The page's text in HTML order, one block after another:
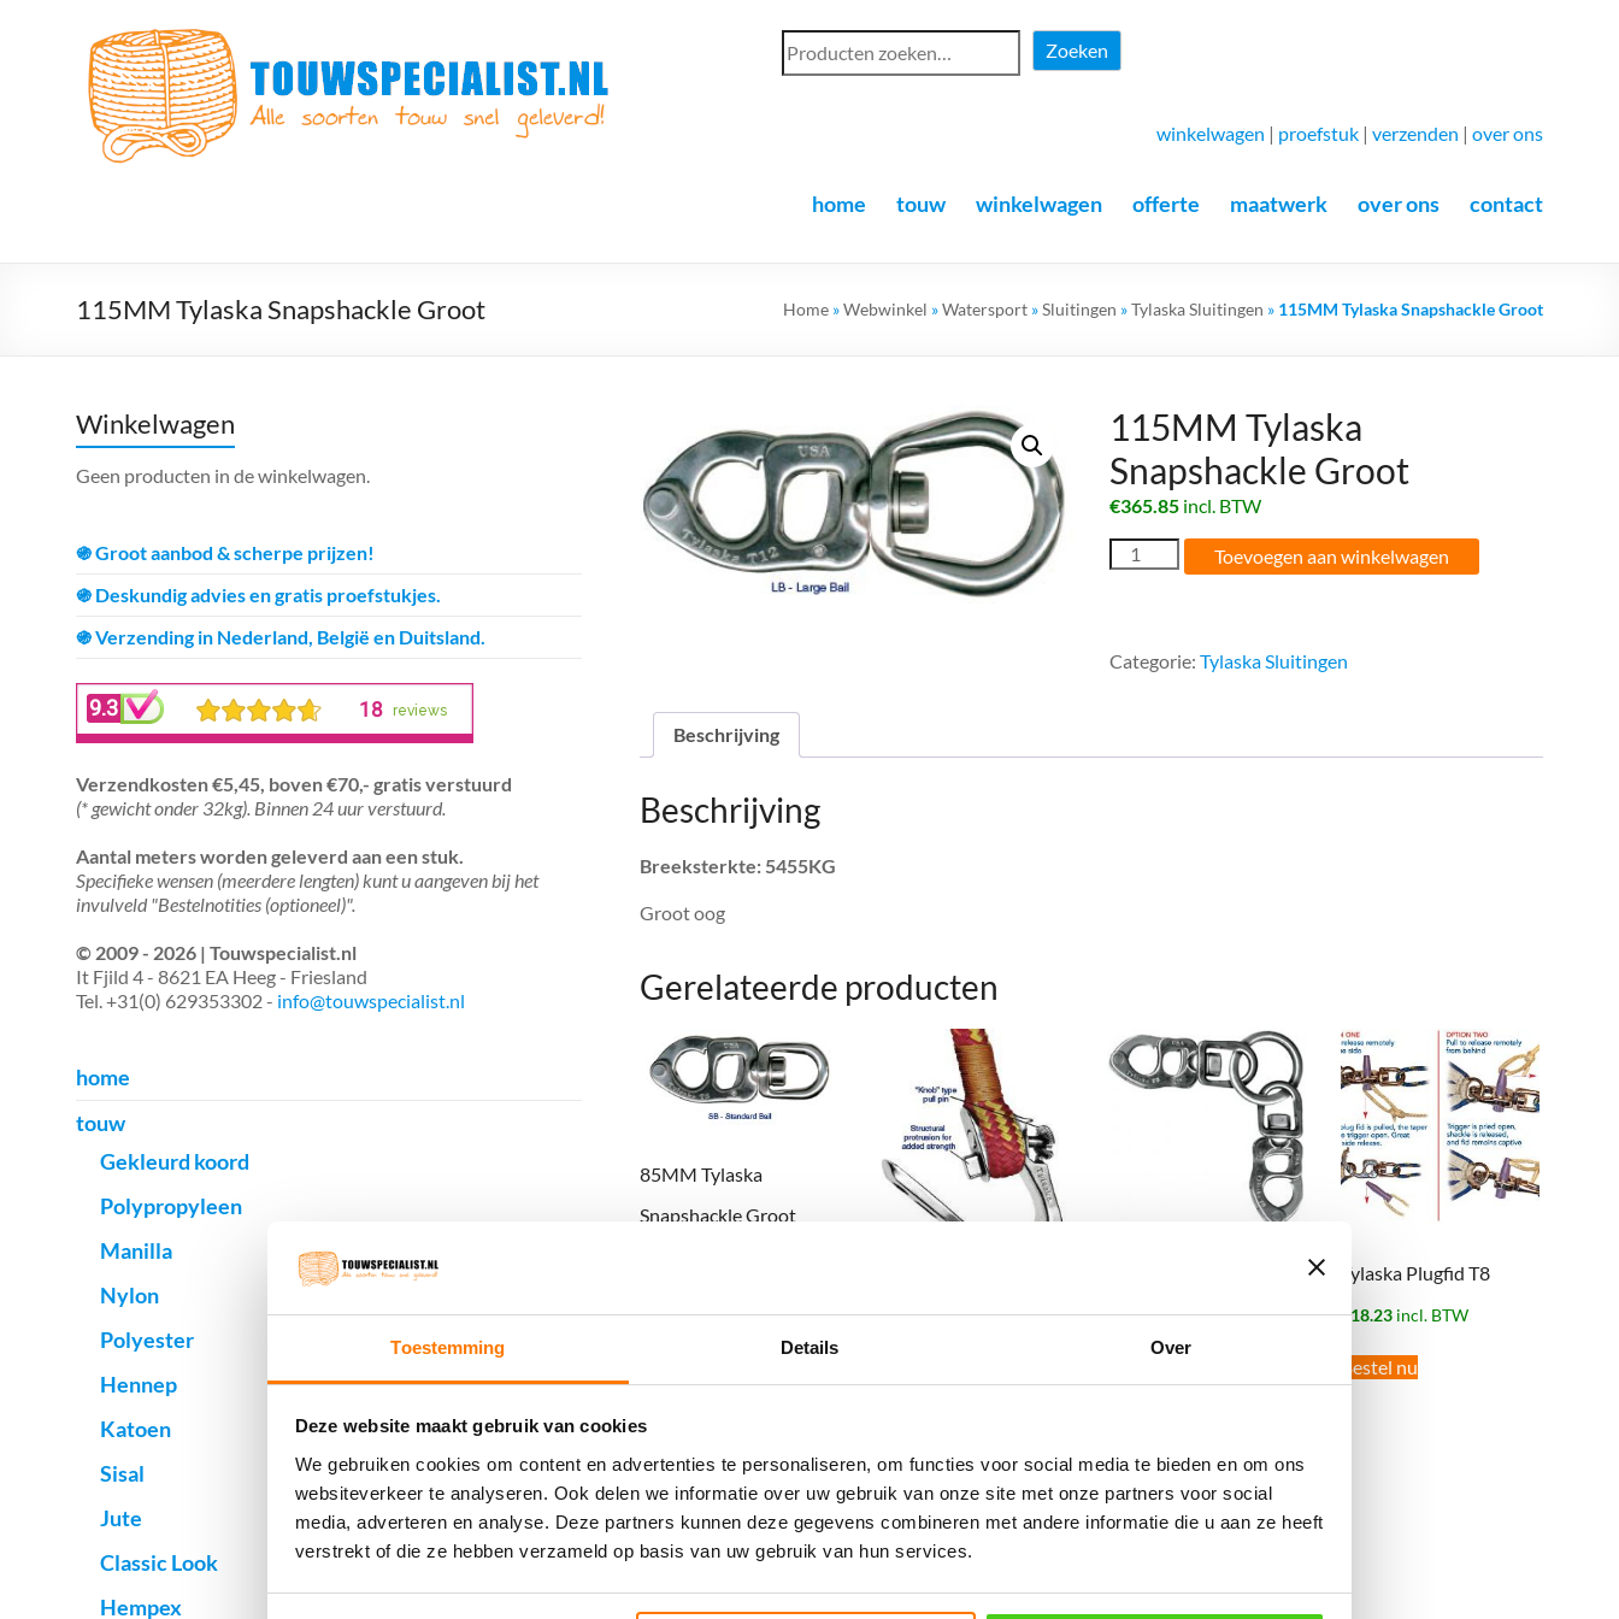
Toestemming Details Over
Deze website maakt gebruik van cookies
We gebruiken cookies om content en advertenties te personaliseren, om functies voor social media te bieden en om ons
websiteverkeer te analyseren. Ook delen we informatie over uw gebruik van onze site met onze partners voor social
media, adverteren en analyse. Deze partners kunnen deze gegevens combineren met andere informatie die u aan ze heeft
verstrekt of die ze hebben verzameld op basis van uw gebruik van hun services.
Touwspecialist.nl
Touwspecialist.nl,
het
adres
en
goed
Zoeken
winkelwagen | proefstuk | verzenden | over ons
home touw winkelwagen offerte maatwerk over ons contact
115MM Tylaska Snapshackle Groot Home »Webwinkel »Watersport »Sluitingen »Tylaska Sluitingen » 115MM Tylaska Snapshackle Groot
115MM Tylaska
Snapshackle Groot
€365.85 incl. BTW
115MM
Tylaska
Toevoegen aan winkelwagen
Categorie: Tylaska Sluitingen
Beschrijving
Beschrijving
Breeksterkte: 5455KG
Groot oog
Gerelateerde producten
85MM Tylaska
Snapshackle Groot
€345.60incl. BTW
Shackles
496.80incl. BTW
Tylaska Plugfid T8
€18.23 incl. BTW
Bestel nu
Winkelwagen
Geen producten in de winkelwagen.
֍ Groot aanbod & scherpe prijzen!
֍ Deskundig advies en gratis proefstukjes.
֍ Verzending in Nederland, België en Duitsland.
Verzendkosten €5,45, boven €70,- gratis verstuurd
(* gewicht onder 32kg). Binnen 24 uur verstuurd.
Aantal meters worden geleverd aan een stuk.
Specifieke wensen (meerdere lengten) kunt u aangeven bij het
invulveld "Bestelnotities (optioneel)".
© 2009 - 2026 | Touwspecialist.nl
It Fjild 4 - 8621 EA Heeg - Friesland
Tel. +31(0) 629353302 - info@touwspecialist.nl
home
touw
Gekleurd koord
Polypropyleen
Manilla
Nylon
Polyester
Hennep
Katoen
Sisal
Jute
Classic Look
Hempex